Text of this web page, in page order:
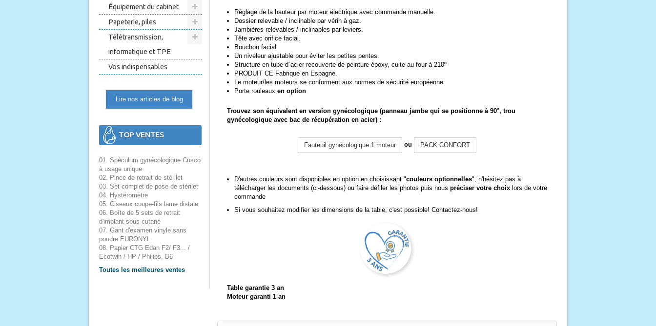
Équipement du cabinet
Papeterie, piles
Télétransmission,
informatique et TPE
Vos indispensables
Lire nos articles de blog
TOP VENTES
01. Spéculum gynécologique Cusco
à usage unique
02. Pince de retrait de stérilet
03. Set complet de pose de stérilet
04. Hystéromètre
05. Ciseaux coupe-fils lame distale
06. Boîte de 5 sets de retrait
d'implant sous cutané
07. Gant d'examen vinyle sans
poudre EURONYL
08. Papier CTG Edan F2/ F3... /
Ecotwin / HP / Philips, B6
Toutes les meilleures ventes
Réglage de la hauteur par moteur électrique avec commande manuelle.
Dossier relevable / inclinable par vérin à gaz.
Jambières relevables / inclinables par leviers.
Tête avec orifice facial.
Bouchon facial
Un niveleur ajustable pour éviter les petites pentes.
Structure en tube d´acier recouverte de peinture époxy, cuite au four à 210º
PRODUIT CE Fabriqué en Espagne.
Le moteur/les moteurs se conforment aux normes de sécurité européenne
Porte rouleaux en option
Trouvez son équivalent en version gynécologique (panneau jambe qui se positionne à 90°, trou
gynécologique avec bac de récupération en acier) :
Fauteuil gynécologique 1 moteur ou PACK CONFORT
D'autres couleurs sont disponibles en option en choisissant "couleurs optionnelles", n'hésitez pas à
télécharger les documents (ci-dessous) ou faire défiler les photos puis nous préciser votre choix lors de votre
commande
Si vous souhaitez modifier les dimensions de la table, c'est possible! Contactez-nous!
Table garantie 3 an
Moteur garanti 1 an